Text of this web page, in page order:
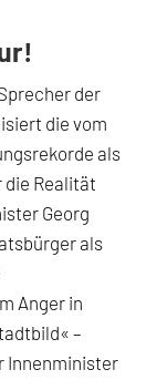
der
die vom
als
die Realität
Georg
als
Anger in
–
Innenminister